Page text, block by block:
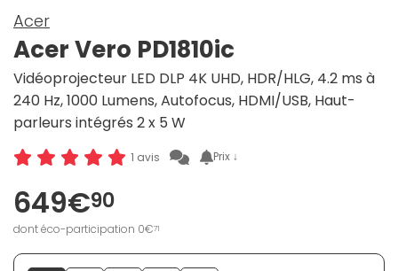
Acer
Acer Vero PD1810ic
Vidéoprojecteur LED DLP 4K UHD, HDR/HLG, 4.2 ms à
240 Hz, 1000 Lumens, Autofocus, HDMI/USB, Haut-
parleurs intégrés 2 x 5 W
1 avis Prix ↓
649€90
dont éco-participation 0€71